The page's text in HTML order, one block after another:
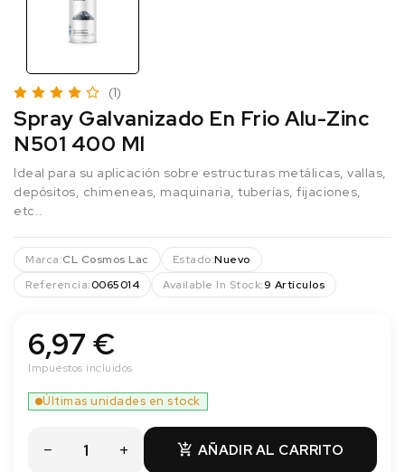
(1)
Spray Galvanizado En Frio Alu-Zinc
N501 400 Ml
Ideal para su aplicación sobre estructuras metálicas, vallas,
depósitos, chimeneas, maquinaria, tuberías, fijaciones,
etc..
Marca:CL Cosmos Lac Estado:Nuevo
Referencia:0065014 Available In Stock:9 Artículos
6,97 €
Impuestos incluidos
 AÑADIR AL CARRITO
Últimas unidades en stock